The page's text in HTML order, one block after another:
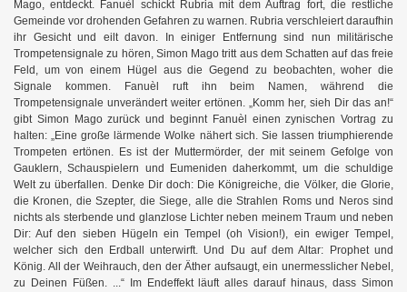
Mago, entdeckt. Fanuèl schickt Rubria mit dem Auftrag fort, die restliche
Gemeinde vor drohenden Gefahren zu warnen. Rubria verschleiert daraufhin
ihr Gesicht und eilt davon. In einiger Entfernung sind nun militärische
Trompetensignale zu hören, Simon Mago tritt aus dem Schatten auf das freie
Feld, um von einem Hügel aus die Gegend zu beobachten, woher die
Signale kommen. Fanuèl ruft ihn beim Namen, während die
Trompetensignale unverändert weiter ertönen. „Komm her, sieh Dir das an!“
gibt Simon Mago zurück und beginnt Fanuèl einen zynischen Vortrag zu
halten: „Eine große lärmende Wolke nähert sich. Sie lassen triumphierende
Trompeten ertönen. Es ist der Muttermörder, der mit seinem Gefolge von
Gauklern, Schauspielern und Eumeniden daherkommt, um die schuldige
Welt zu überfallen. Denke Dir doch: Die Königreiche, die Völker, die Glorie,
die Kronen, die Szepter, die Siege, alle die Strahlen Roms und Neros sind
nichts als sterbende und glanzlose Lichter neben meinem Traum und neben
Dir: Auf den sieben Hügeln ein Tempel (oh Vision!), ein ewiger Tempel,
welcher sich den Erdball unterwirft. Und Du auf dem Altar: Prophet und
König. All der Weihrauch, den der Äther aufsaugt, ein unermesslicher Nebel,
zu Deinen Füßen. ...“ Im Endeffekt läuft alles darauf hinaus, dass Simon